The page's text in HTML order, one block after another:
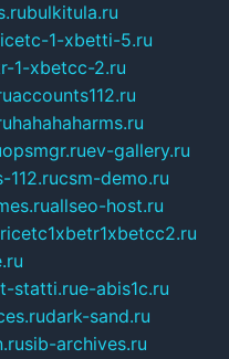
bulkitula.ru
1-xbetti-5.ru
1-xbetcc-2.ru
accounts112.ru
hahahaharms.ru
opsmgr.ruev-gallery.ru
112.rucsm-demo.ru
allseo-host.ru
statti.rue-abis1c.ru
dark-sand.ru
sib-archives.ru